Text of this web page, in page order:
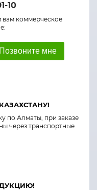
10
коммерческое
Позвоните мне
по Алматы, при заказе
через транспортные